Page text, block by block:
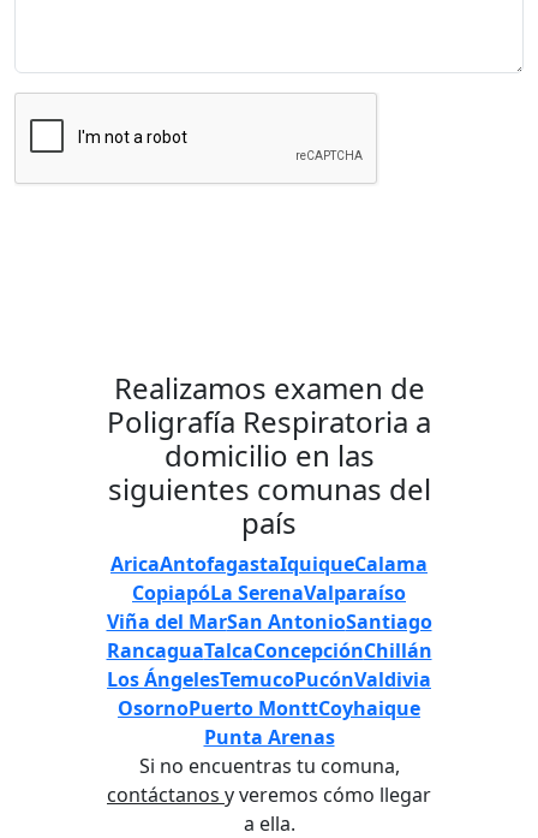
Realizamos examen de
Poligrafía Respiratoria a
domicilio en las
siguientes comunas del
país
AricaAntofagastaIquiqueCalama
CopiapóLa SerenaValparaíso
Viña del MarSan AntonioSantiago
RancaguaTalcaConcepciónChillán
Los ÁngelesTemucoPucónValdivia
OsornoPuerto MonttCoyhaique
Punta Arenas
Si no encuentras tu comuna,
contáctanos y veremos cómo llegar
a ella.